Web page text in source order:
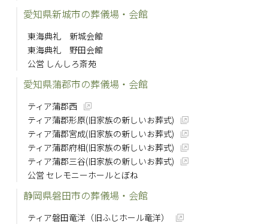
愛知県新城市の葬儀場・会館
東海典礼 新城会館
東海典礼 野田会館
公営 しんしろ斎苑
愛知県蒲郡市の葬儀場・会館
ティア蒲郡西
ティア蒲郡形原(旧家族の新しいお葬式)
ティア蒲郡宮成(旧家族の新しいお葬式)
ティア蒲郡府相(旧家族の新しいお葬式)
ティア蒲郡三谷(旧家族の新しいお葬式)
公営 セレモニーホールとぼね
静岡県磐田市の葬儀場・会館
ティア磐田竜洋（旧ふじホール竜洋）